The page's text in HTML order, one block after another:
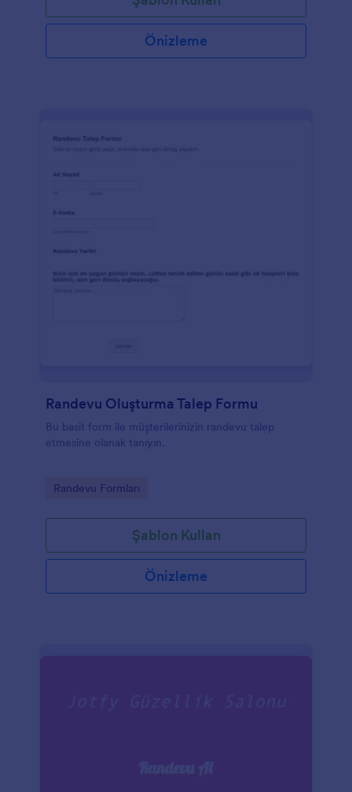
Önizleme
Randevu Oluşturma Talep Formu
Bu basit form ile müşterilerinizin randevu talep
etmesine olanak tanıyın.
Go to Category:
Randevu Formları
Şablon Kullan
Önizleme